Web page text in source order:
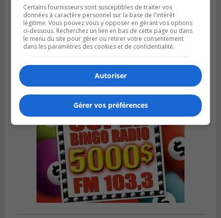
SAINT-BRUNO-DE-MONTARVILLE
Publié le 2 août 2026 à 08h06
La Fête des parcs est de retour à Saint-
Bruno
Certains fournisseurs sont susceptibles de traiter vos
données à caractère personnel sur la base de l'intérêt
légitime. Vous pouvez vous y opposer en gérant vos options
ci-dessous. Recherchez un lien en bas de cette page ou dans
le menu du site pour gérer ou retirer votre consentement
dans les paramètres des cookies et de confidentialité.
Autoriser
Gérer vos préférences